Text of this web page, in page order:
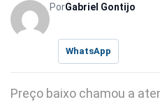
PorGabriel Gontijo
WhatsApp
Preço baixo chamou a